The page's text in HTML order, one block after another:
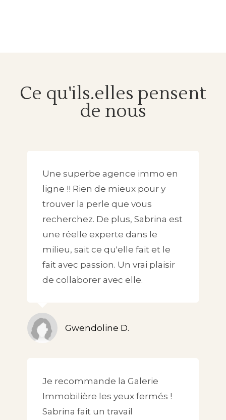
Ce qu'ils.elles pensent
de nous
Une superbe agence immo en
ligne !! Rien de mieux pour y
trouver la perle que vous
recherchez. De plus, Sabrina est
une réelle experte dans le
milieu, sait ce qu'elle fait et le
fait avec passion. Un vrai plaisir
de collaborer avec elle.
Gwendoline D.
Je recommande la Galerie
Immobilière les yeux fermés !
Sabrina fait un travail